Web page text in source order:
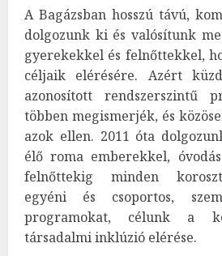
A Bagázsban hosszú távú,
dolgozunk ki és valósítunk
gyerekekkel és felnőttekkel,
céljaik elérésére. Azért
azonosított rendszerszintű
többen megismerjék, és
azok ellen. 2011 óta
élő roma emberekkel,
felnőttekig minden
egyéni és csoportos,
programokat, célunk a
társadalmi inklúzió elérése.